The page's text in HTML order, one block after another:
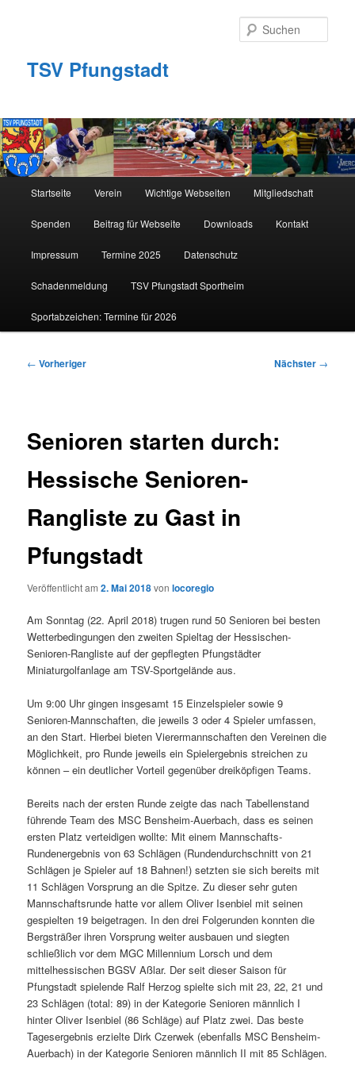
TSV Pfungstadt
Startseite Verein Wichtige Webseiten Mitgliedschaft
Spenden Beitrag für Webseite Downloads Kontakt
Impressum Termine 2025 Datenschutz
Schadenmeldung TSV Pfungstadt Sportheim
Sportabzeichen: Termine für 2026
Beitragsnavigation
← Vorheriger Nächster →
Senioren starten durch:
Hessische Senioren-
Rangliste zu Gast in
Pfungstadt
Veröffentlicht am2. Mai 2018vonlocoregio
Am Sonntag (22. April 2018) trugen rund 50 Senioren bei besten
Wetterbedingungen den zweiten Spieltag der Hessischen-
Senioren-Rangliste auf der gepflegten Pfungstädter
Miniaturgolfanlage am TSV-Sportgelände aus.
Um 9:00 Uhr gingen insgesamt 15 Einzelspieler sowie 9
Senioren-Mannschaften, die jeweils 3 oder 4 Spieler umfassen,
an den Start. Hierbei bieten Vierermannschaften den Vereinen die
Möglichkeit, pro Runde jeweils ein Spielergebnis streichen zu
können – ein deutlicher Vorteil gegenüber dreiköpfigen Teams.
Bereits nach der ersten Runde zeigte das nach Tabellenstand
führende Team des MSC Bensheim-Auerbach, dass es seinen
ersten Platz verteidigen wollte: Mit einem Mannschafts-
Rundenergebnis von 63 Schlägen (Rundendurchschnitt von 21
Schlägen je Spieler auf 18 Bahnen!) setzten sie sich bereits mit
11 Schlägen Vorsprung an die Spitze. Zu dieser sehr guten
Mannschaftsrunde hatte vor allem Oliver Isenbiel mit seinen
gespielten 19 beigetragen. In den drei Folgerunden konnten die
Bergsträßer ihren Vorsprung weiter ausbauen und siegten
schließlich vor dem MGC Millennium Lorsch und dem
mittelhessischen BGSV Aßlar. Der seit dieser Saison für
Pfungstadt spielende Ralf Herzog spielte sich mit 23, 22, 21 und
23 Schlägen (total: 89) in der Kategorie Senioren männlich I
hinter Oliver Isenbiel (86 Schläge) auf Platz zwei. Das beste
Tagesergebnis erzielte Dirk Czerwek (ebenfalls MSC Bensheim-
Auerbach) in der Kategorie Senioren männlich II mit 85 Schlägen.